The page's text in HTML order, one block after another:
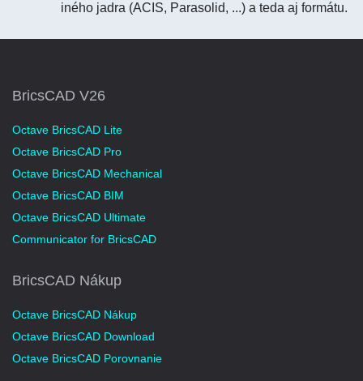
iného jadra (ACIS, Parasolid, ...) a teda aj formátu.
BricsCAD V26
Octave BricsCAD Lite
Octave BricsCAD Pro
Octave BricsCAD Mechanical
Octave BricsCAD BIM
Octave BricsCAD Ultimate
Communicator for BricsCAD
BricsCAD Nákup
Octave BricsCAD Nákup
Octave BricsCAD Download
Octave BricsCAD Porovnanie